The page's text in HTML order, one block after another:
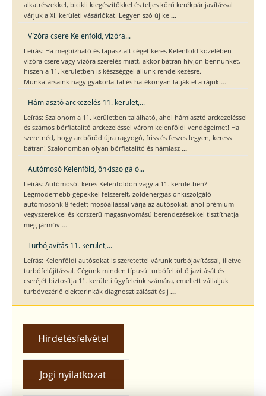
alkatrészekkel, bicikli kiegészítőkkel és teljes körű kerékpár javítással
várjuk a XI. kerületi vásárlókat. Legyen szó új ke ...
Vízóra csere Kelenföld, vízóra...
Leírás: Ha megbízható és tapasztalt céget keres Kelenföld közelében
vízóra csere vagy vízóra szerelés miatt, akkor bátran hívjon bennünket,
hiszen a 11. kerületben is készséggel állunk rendelkezésre.
Munkatársaink nagy gyakorlattal és hatékonyan látják el a rájuk ...
Hámlasztó arckezelés 11. kerület,...
Leírás: Szalonom a 11. kerületben található, ahol hámlasztó arckezeléssel
és számos bőrfiatalító arckezeléssel várom kelenföldi vendégeimet! Ha
szeretnéd, hogy arcbőröd újra ragyogó, friss és feszes legyen, keress
bátran! Szalonomban olyan bőrfiatalító és hámlasz ...
Autómosó Kelenföld, önkiszolgáló...
Leírás: Autómosót keres Kelenföldön vagy a 11. kerületben?
Legmodernebb gépekkel felszerelt, zöldenergiás önkiszolgáló
autómosónk 8 fedett mosóállással várja az autósokat, ahol prémium
vegyszerekkel és korszerű magasnyomású berendezésekkel tisztíthatja
meg járműv ...
Turbójavítás 11. kerület,...
Leírás: Kelenföldi autósokat is szeretettel várunk turbójavítással, illetve
turbófelújítással. Cégünk minden típusú turbófeltöltő javítását és
cseréjét biztosítja 11. kerületi ügyfeleink számára, emellett vállaljuk
turbóvezérlő elektorinkák diagnosztizálását és j ...
Hirdetésfelvétel
Jogi nyilatkozat